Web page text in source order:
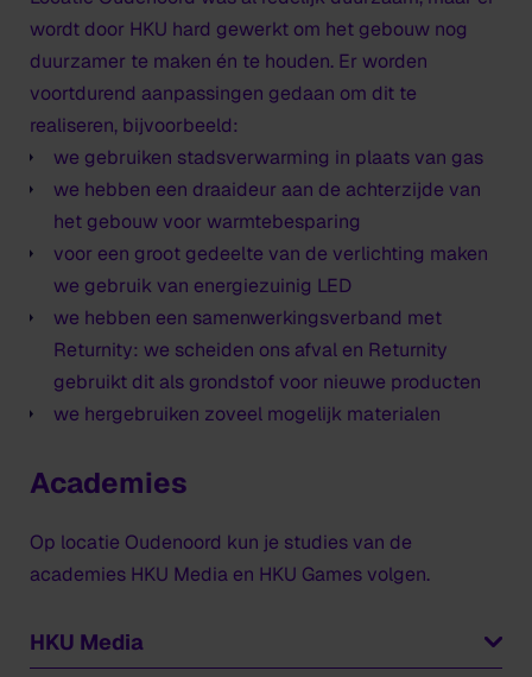
wordt door HKU hard gewerkt om het gebouw nog
duurzamer te maken én te houden. Er worden
voortdurend aanpassingen gedaan om dit te
realiseren, bijvoorbeeld:
we gebruiken stadsverwarming in plaats van gas
we hebben een draaideur aan de achterzijde van
het gebouw voor warmtebesparing
voor een groot gedeelte van de verlichting maken
we gebruik van energiezuinig LED
we hebben een samenwerkingsverband met
Returnity: we scheiden ons afval en Returnity
gebruikt dit als grondstof voor nieuwe producten
we hergebruiken zoveel mogelijk materialen
Academies
Op locatie Oudenoord kun je studies van de
academies HKU Media en HKU Games volgen.
HKU Media